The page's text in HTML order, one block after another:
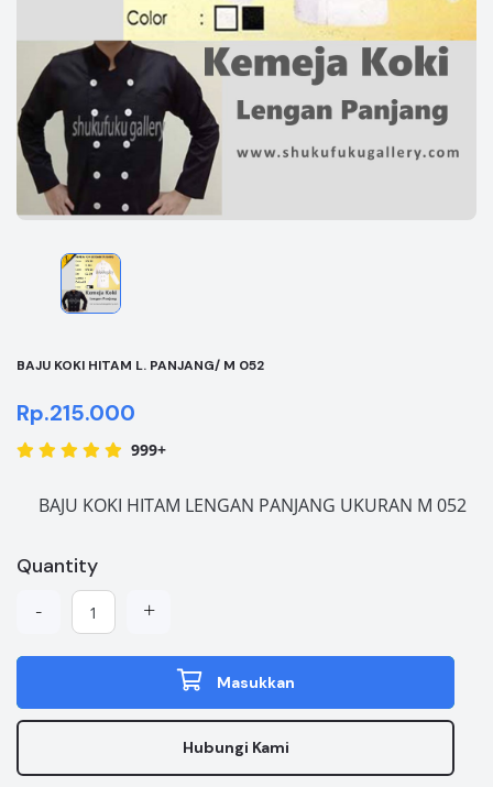
BAJU KOKI HITAM L. PANJANG/ M 052
Rp.215.000
999+
BAJU KOKI HITAM LENGAN PANJANG UKURAN M 052
Quantity
- +
Masukkan
Hubungi Kami